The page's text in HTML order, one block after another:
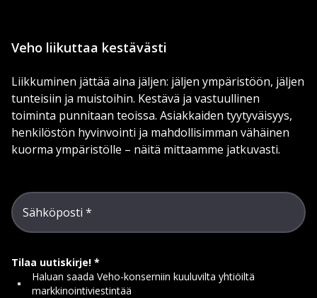
Veho liikuttaa kestävästi
Liikkuminen jättää aina jäljen: jäljen ympäristöön, jäljen
tunteisiin ja muistoihin. Kestävä ja vastuullinen
toiminta punnitaan teoissa. Asiakkaiden tyytyväisyys,
henkilöstön hyvinvointi ja mahdollisimman vähäinen
kuorma ympäristölle – näitä mittaamme jatkuvasti.
Sähköposti
Tilaa uutiskirje!
Haluan saada Veho-konserniin kuuluvilta yhtiöiltä
markkinointiviestintää